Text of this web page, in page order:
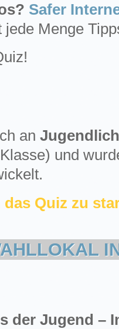
Safer
jede Menge
an
und
Quiz zu
der Jugend –